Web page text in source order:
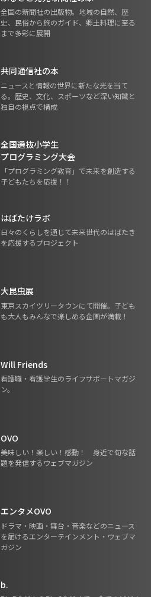
全国の新聞社の出版物。地域の自然、歴
史、民俗から旅のガイド、郷土料理に至る
まで多彩に展開
共同通信社の本
ニュースと情報の世界に新たな光を当て
る。歴史、文化、スポーツなど深い知識と
独自の視点で構成
全国選抜小学生
プログラミング大会
「プログラミング教育」で未来を創造する
子どもたちを応援！！
はばたけラボ
日々のくらしを通じて未来世代のはばたき
を応援するプロジェクト
大昆虫展
東京スカイツリータウンにて開催。子ども
も大人もみんなで楽しめる企画が満載！
Will Friends
看護職・看護学生のライフサポートマガジ
ン。
OVO
美味しい！楽しい！感動！ 身近で旬な話
題を発信するウェブマガジン
エンタメOVO
ドラマ・映画・舞台・音楽などのニュース
を届けるエンターテインメント・ウェブマ
ガジン
b.